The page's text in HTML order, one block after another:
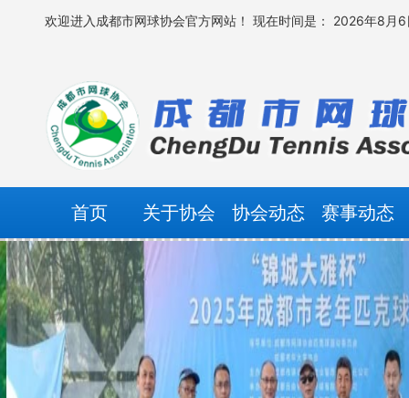
欢迎进入成都市网球协会官方网站！ 现在时间是： 2026年8月
首页 关于协会 协会动态 赛事动态